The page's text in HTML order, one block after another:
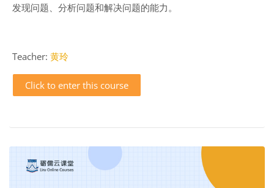
发现问题、分析问题和解决问题的能力。
Teacher: 黄玲
Click to enter this course